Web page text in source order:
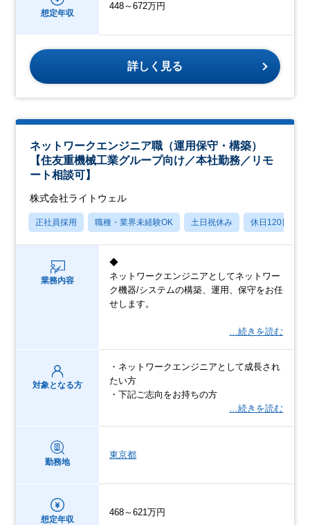
想定年収
448～672万円
詳しく見る
ネットワークエンジニア職（運用保守・構築）
【住友重機械工業グループ向け／本社勤務／リモ
ート相談可】
株式会社ライトウェル
正社員採用 職種・業界未経験OK 土日祝休み 休日120日以上
業務内容
◆
ネットワークエンジニアとしてネットワー
ク機器/システムの構築、運用、保守をお任
せします。
…続きを読む
対象となる方
・ネットワークエンジニアとして成長され
たい方
・下記ご志向をお持ちの方
…続きを読む
勤務地
東京都
想定年収
468～621万円